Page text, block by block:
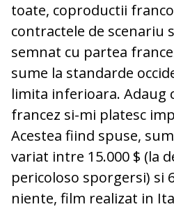
toate, coproductii
contractele de scenariu
semnat cu partea
sume la standarde
limita inferioara. Adaug
francez si-mi platesc
Acestea fiind spuse,
variat intre 15.000 $ (la
pericoloso sporgersi) si
niente, film realizat in